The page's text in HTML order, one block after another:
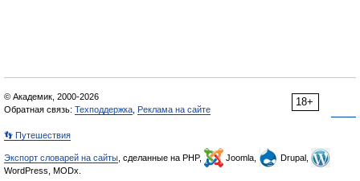
18+
© Академик, 2000-2026
Обратная связь: Техподдержка Реклама на сайте
👣 Путешествия
Экспорт словарей на сайты , сделанные на PHP, Joomla,
Drupal,
WordPress, MODx.